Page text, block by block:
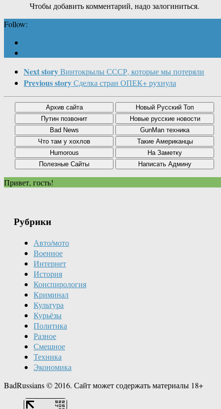
Чтобы добавить комментарий, надо залогиниться.
Follow:
Next storyВинтокрылы СССР, которые мы потеряли
Previous storyСделка стран ОПЕК+ рухнула
Привет, гость!
Рубрики
Авто/мото
Военное
Интернет
История
Конспирология
Криминал
Культура
Курьёзы
Политика
Разное
Смешное
Техника
Экономика
BadRussians © 2016. Сайт может содержать материалы 18+